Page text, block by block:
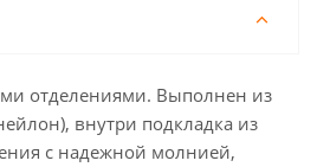
отделениями. Выполнен из
внутри подкладка из
с надежной молнией,